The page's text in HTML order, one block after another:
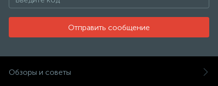
Отправить сообщение
Обзоры и советы